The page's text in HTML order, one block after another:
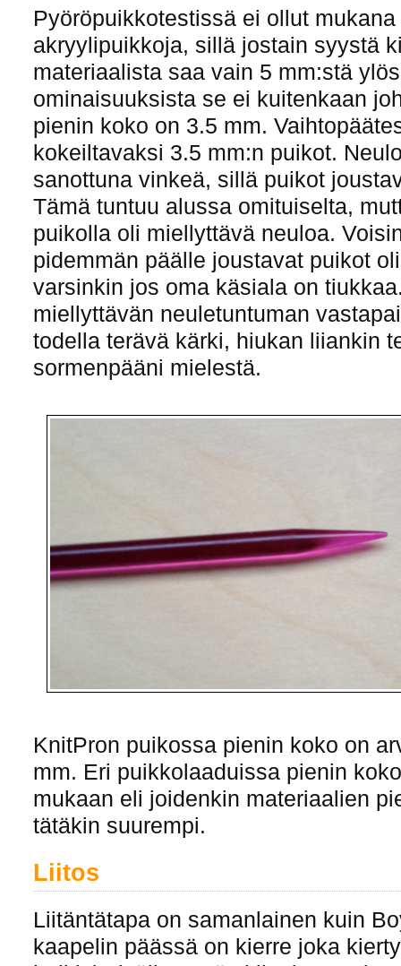
Pyöröpuikkotestissä ei ollut
akryylipuikkoja, sillä jostain syystä
materiaalista saa vain 5 mm:stä
ominaisuuksista se ei kuitenkaan
pienin koko on 3.5 mm.
kokeiltavaksi 3.5 mm:n puikot.
sanottuna vinkeä, sillä puikot
Tämä tuntuu alussa omituiselta,
puikolla oli miellyttävä neuloa.
pidemmän päälle joustavat puikot
varsinkin jos oma käsiala on
miellyttävän neuletuntuman
todella terävä kärki, hiukan liiankin
sormenpääni mielestä.
KnitPron puikossa pienin koko on
mm. Eri puikkolaaduissa pienin
mukaan eli joidenkin materiaalien
tätäkin suurempi.
Liitos
Liitäntätapa on samanlainen kuin
kaapelin päässä on kierre joka